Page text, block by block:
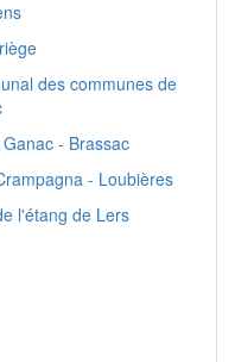
des communes de
- Brassac
- Loubières
l'étang de Lers